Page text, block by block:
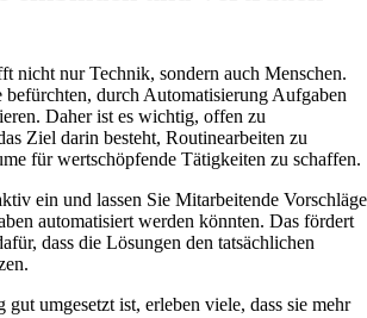
nicht nur Technik, sondern auch Menschen.
durch Automatisierung Aufgaben
Daher ist es wichtig, offen zu
Ziel darin besteht, Routinearbeiten zu
für wertschöpfende Tätigkeiten zu schaffen.
ein und lassen Sie Mitarbeitende Vorschläge
automatisiert werden könnten. Das fördert
dass die Lösungen den tatsächlichen
umgesetzt ist, erleben viele, dass sie mehr